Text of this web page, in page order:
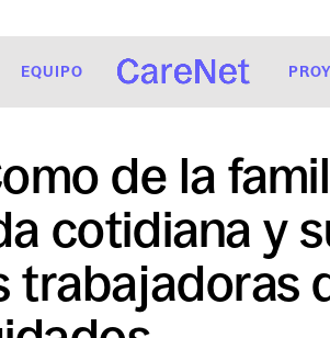
EQUIPO
de la
cotidiana y
trabajadoras